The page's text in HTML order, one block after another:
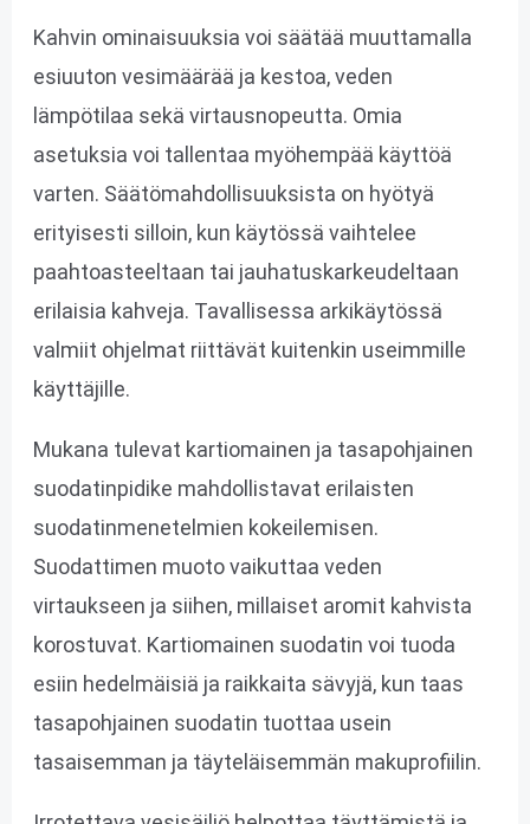
Kahvin ominaisuuksia voi säätää muuttamalla
esiuuton vesimäärää ja kestoa, veden
lämpötilaa sekä virtausnopeutta. Omia
asetuksia voi tallentaa myöhempää käyttöä
varten. Säätömahdollisuuksista on hyötyä
erityisesti silloin, kun käytössä vaihtelee
paahtoasteeltaan tai jauhatuskarkeudeltaan
erilaisia kahveja. Tavallisessa arkikäytössä
valmiit ohjelmat riittävät kuitenkin useimmille
käyttäjille.
Mukana tulevat kartiomainen ja tasapohjainen
suodatinpidike mahdollistavat erilaisten
suodatinmenetelmien kokeilemisen.
Suodattimen muoto vaikuttaa veden
virtaukseen ja siihen, millaiset aromit kahvista
korostuvat. Kartiomainen suodatin voi tuoda
esiin hedelmäisiä ja raikkaita sävyjä, kun taas
tasapohjainen suodatin tuottaa usein
tasaisemman ja täyteläisemmän makuprofiilin.